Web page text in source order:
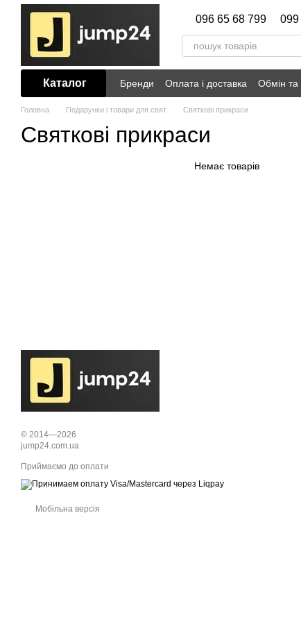
Перейти до основного контенту
096 65 68 799 099
Каталог Бренди Оплата і доставка Обмін та
Головна Подарунки і товари для свят Святкові прикраси
Святкові прикраси
Немає товарів
© 2014—2026
jump24.com.ua
Приймаємо до оплати
Мобільна версія